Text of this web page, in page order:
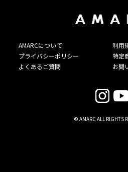
AMARCについて
利用
プライバシーポリシー
特定
よくあるご質問
お問
© AMARC ALL RIGHTS